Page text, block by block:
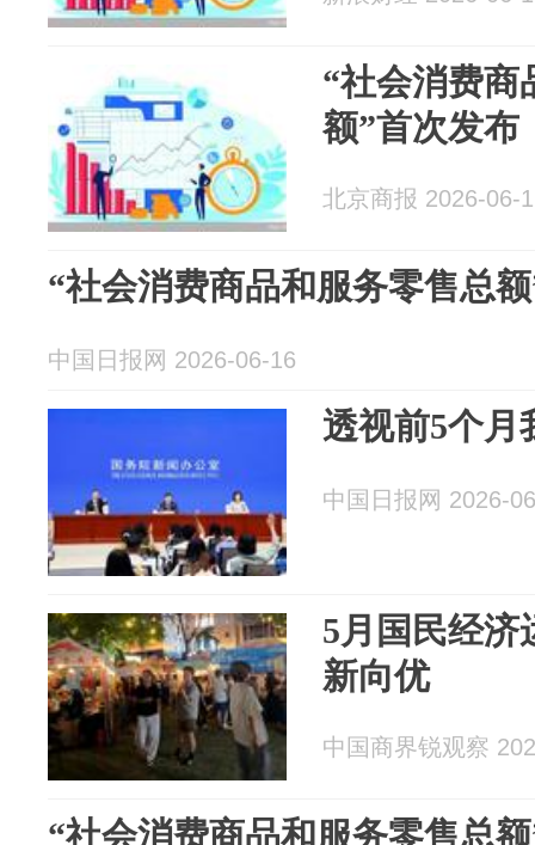
“社会消费商
额”首次发布
北京商报 2026-06-
“社会消费商品和服务零售总
中国日报网 2026-06-16
透视前5个月
中国日报网 2026-
5月国民经济
新向优
中国商界锐观察
“社会消费商品和服务零售总